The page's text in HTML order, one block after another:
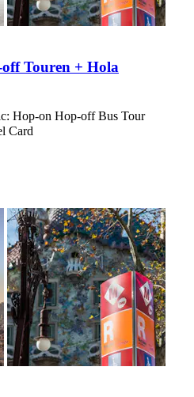
Touren + Hola
Hop-on Hop-off Bus Tour
Card